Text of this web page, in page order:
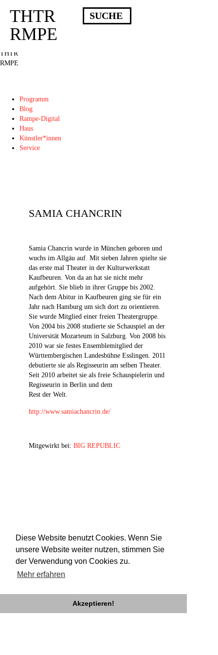
Diese Website benutzt Cookies. Wenn Sie
unsere Website weiter nutzen, stimmen Sie
der Verwendung von Cookies zu.
Mehr erfahren
Akzeptieren!
Deprecated : Die Funktion post_permalink ist seit Version 4.4.0 veraltet!
Verwende stattdessen get_permalink(). in
/homepages/10/d43051023/htdocs/wordpress/wp-includes/functions.php
THTR
RMPE
Programm
Blog
Rampe-Digital
Haus
Künstler*innen
Service
THTR
RMPE
SAMIA CHANCRIN
Samia Chancrin wurde in München geboren und
wuchs im Allgäu auf. Mit sieben Jahren spielte sie
das erste mal Theater in der Kulturwerkstatt
Kaufbeuren. Von da an hat sie nicht mehr
aufgehört. Sie blieb in ihrer Gruppe bis 2002.
Nach dem Abitur in Kaufbeuren ging sie für ein
Jahr nach Hamburg um sich dort zu orientieren.
Sie wurde Mitglied einer freien Theatergruppe.
Von 2004 bis 2008 studierte sie Schauspiel an der
Universität Mozarteum in Salzburg. Von 2008 bis
2010 war sie festes Ensemblemitglied der
Württembergischen Landesbühne Esslingen. 2011
debutierte sie als Regisseurin am selben Theater.
Seit 2010 arbeitet sie als freie Schauspielerin und
Regisseurin in Berlin und dem
Rest der Welt.
http://www.samiachancrin.de/
Mitgewirkt bei: BIG REPUBLIC